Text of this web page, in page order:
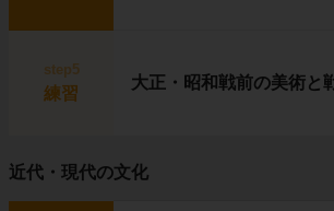
step5
練習
大正・昭和戦前の美術と
近代・現代の文化